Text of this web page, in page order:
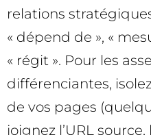
relations
« dépend de », «
« régit ». Pour les
différenciantes,
de vos pages
joignez l’URL